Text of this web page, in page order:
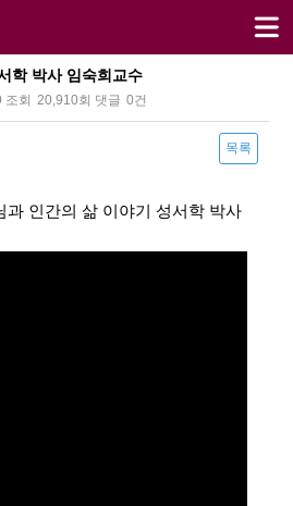
학 박사 임숙희교수
조회 20,910회 댓글 0건
목록
과 인간의 삶 이야기 성서학 박사